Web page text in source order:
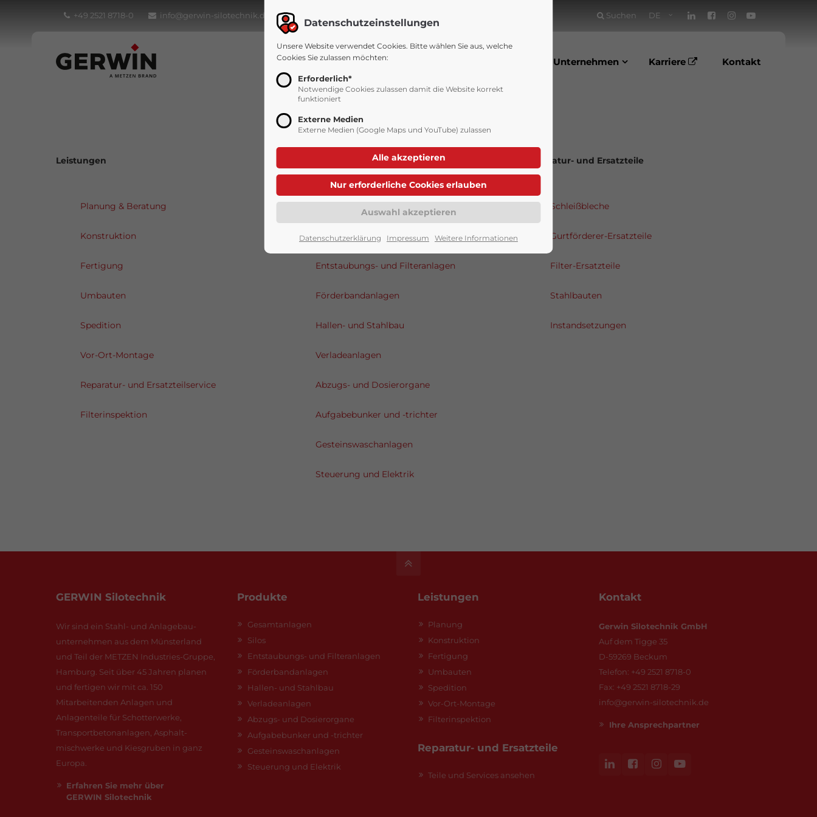
+49 2521 8718-0 info@gerwin-silotechnik.de Suchen DE
Startseite Unternehmen Karriere Kontakt
Leistungen
Planung & Beratung
Konstruktion
Fertigung
Umbauten
Spedition
Vor-Ort-Montage
Reparatur- und Ersatzteilservice
Filterinspektion
Silos
Entstaubungs- und Filteranlagen
Förderbandanlagen
Hallen- und Stahlbau
Verladeanlagen
Abzugs- und Dosierorgane
Aufgabebunker und -trichter
Gesteinswaschanlagen
Steuerung und Elektrik
Reparatur- und Ersatzteile
Schleißbleche
Gurtförderer-Ersatzteile
Filter-Ersatzteile
Stahlbauten
Instandsetzungen
GERWIN Silotechnik
Wir sind ein Stahl- und Anlagebau­
unternehmen aus dem Münsterland
und Teil der METZEN Industries-Gruppe,
Hamburg. Seit über 45 Jahren planen
und fertigen wir mit ca. 150
Mitarbeitenden Anlagen und
Anlagenteile für Schotter­werke,
Transport­beton­anlagen, Asphalt­
mischwerke und Kies­gruben in ganz
Europa.
Erfahren Sie mehr über
GERWIN Silotechnik
Produkte
Gesamtanlagen
Silos
Entstaubungs- und Filteranlagen
Förderbandanlagen
Hallen- und Stahlbau
Verladeanlagen
Abzugs- und Dosierorgane
Aufgabebunker und -trichter
Gesteinswaschanlagen
Steuerung und Elektrik
Leistungen
Planung
Konstruktion
Fertigung
Umbauten
Spedition
Vor-Ort-Montage
Filterinspektion
Reparatur- und Ersatzteile
Teile und Services ansehen
Kontakt
Gerwin Silotechnik GmbH
Auf dem Tigge 35
D-59269 Beckum
Telefon: +49 2521 8718-0
Fax: +49 2521 8718-29
info@gerwin-silotechnik.de
Ihre Ansprechpartner
Datenschutzeinstellungen
Unsere Website verwendet Cookies. Bitte wählen Sie aus, welche
Cookies Sie zulassen möchten:
Erforderlich*
Notwendige Cookies zulassen damit die Website korrekt
funktioniert
Externe Medien
Externe Medien (Google Maps und YouTube) zulassen
Datenschutzerklärung Impressum Weitere Informationen